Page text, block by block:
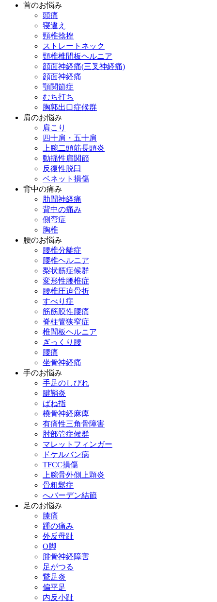
首のお悩み
頭痛
寝違え
頸椎捻挫
ストレートネック
頸椎椎間板ヘルニア
顔面神経痛(三叉神経痛)
顔面神経痛
顎関節症
むち打ち
胸郭出口症候群
肩のお悩み
肩こり
四十肩・五十肩
上腕二頭筋長頭炎
動揺性肩関節
反復性脱臼
ベネット損傷
背中の痛み
肋間神経痛
背中の痛み
側弯症
胸椎
腰のお悩み
腰椎分離症
腰椎ヘルニア
梨状筋症候群
変形性腰椎症
腰椎圧迫骨折
すべり症
筋筋膜性腰痛
脊柱管狭窄症
椎間板ヘルニア
ぎっくり腰
腰痛
坐骨神経痛
手のお悩み
手足のしびれ
腱鞘炎
ばね指
橈骨神経麻痺
有痛性三角骨障害
肘部管症候群
マレットフィンガー
ドケルバン病
TFCC損傷
上腕骨外側上顆炎
骨粗鬆症
へバーデン結節
足のお悩み
膝痛
踵の痛み
外反母趾
О脚
腓骨神経障害
足がつる
鵞足炎
偏平足
内反小趾